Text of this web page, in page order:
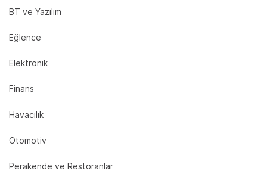
BT ve Yazılım
Eğlence
Elektronik
Finans
Havacılık
Otomotiv
Perakende ve Restoranlar